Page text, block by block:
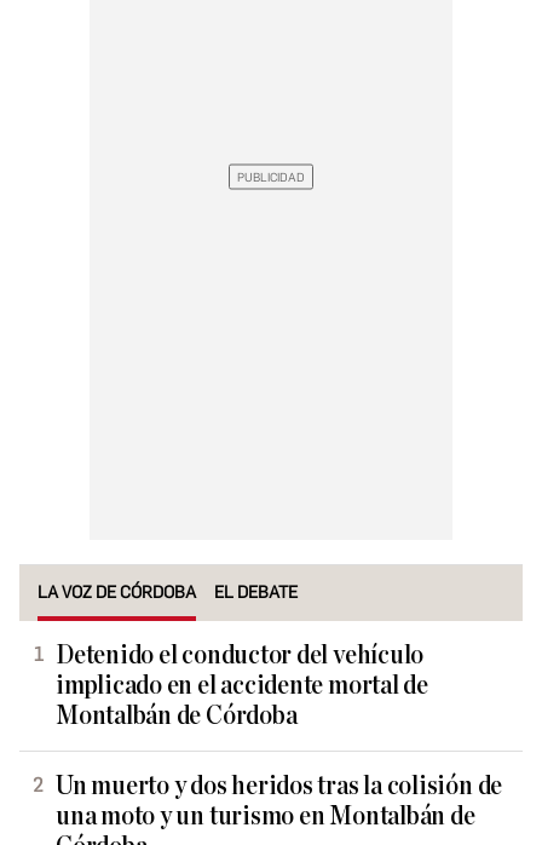
LA VOZ DE CÓRDOBA EL DEBATE
Detenido el conductor del vehículo
implicado en el accidente mortal de
Montalbán de Córdoba
Un muerto y dos heridos tras la colisión de
una moto y un turismo en Montalbán de